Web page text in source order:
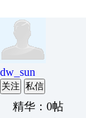
dw_sun
关注 私信
精华：0帖